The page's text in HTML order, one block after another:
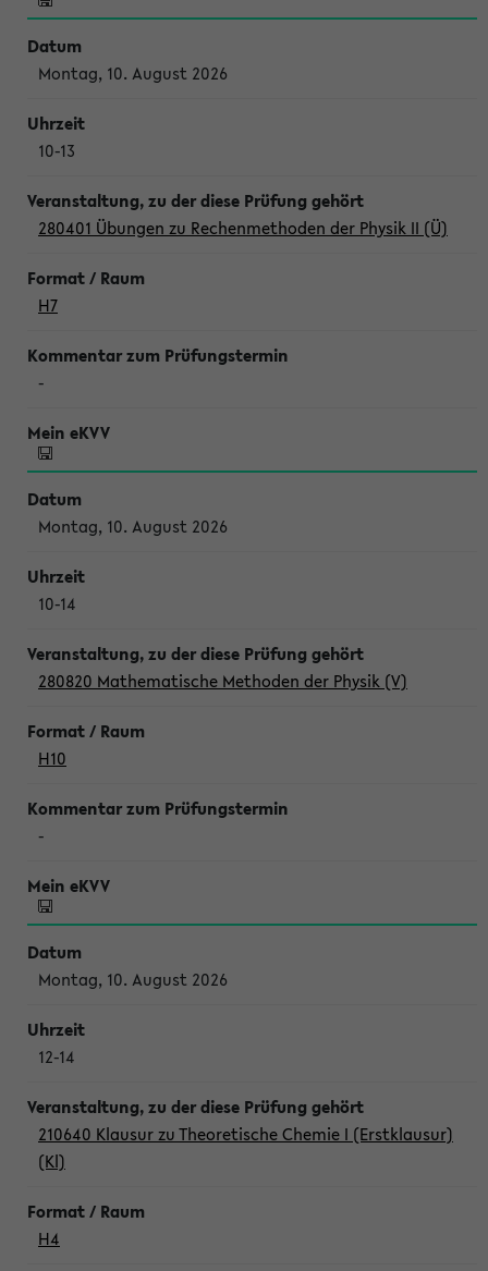
Montag, 10. August 2026
10-13
280401 Übungen zu Rechenmethoden der Physik II (Ü)
H7
-
Montag, 10. August 2026
10-14
280820 Mathematische Methoden der Physik (V)
H10
-
Montag, 10. August 2026
12-14
210640 Klausur zu Theoretische Chemie I (Erstklausur)
(Kl)
H4